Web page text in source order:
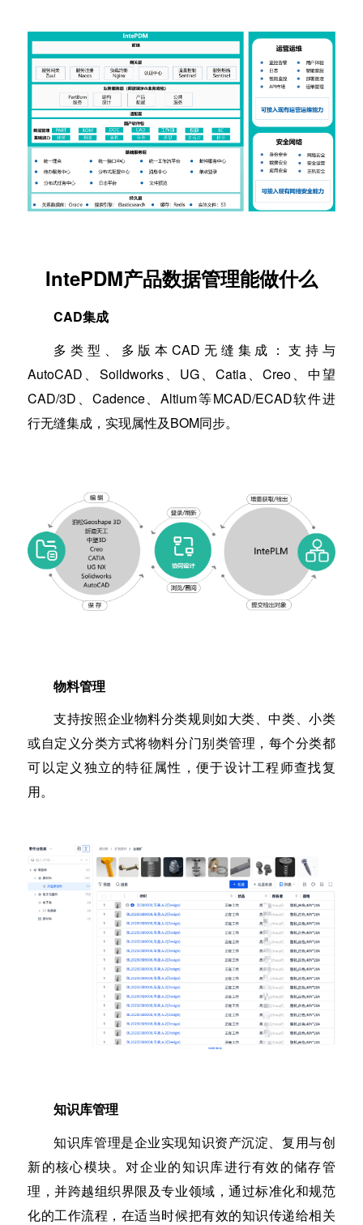
IntePDM产品数据管理能做什么
CAD集成
多类型、多版本CAD无缝集成：支持与
AutoCAD、Soildworks、UG、Catia、Creo、中望
CAD/3D、Cadence、Altium等MCAD/ECAD软件进
行无缝集成，实现属性及BOM同步。
物料管理
支持按照企业物料分类规则如大类、中类、小类
或自定义分类方式将物料分门别类管理，每个分类都
可以定义独立的特征属性，便于设计工程师查找复
用。
知识库管理
知识库管理是企业实现知识资产沉淀、复用与创
新的核心模块。对企业的知识库进行有效的储存管
理，并跨越组织界限及专业领域，通过标准化和规范
化的工作流程，在适当时候把有效的知识传递给相关